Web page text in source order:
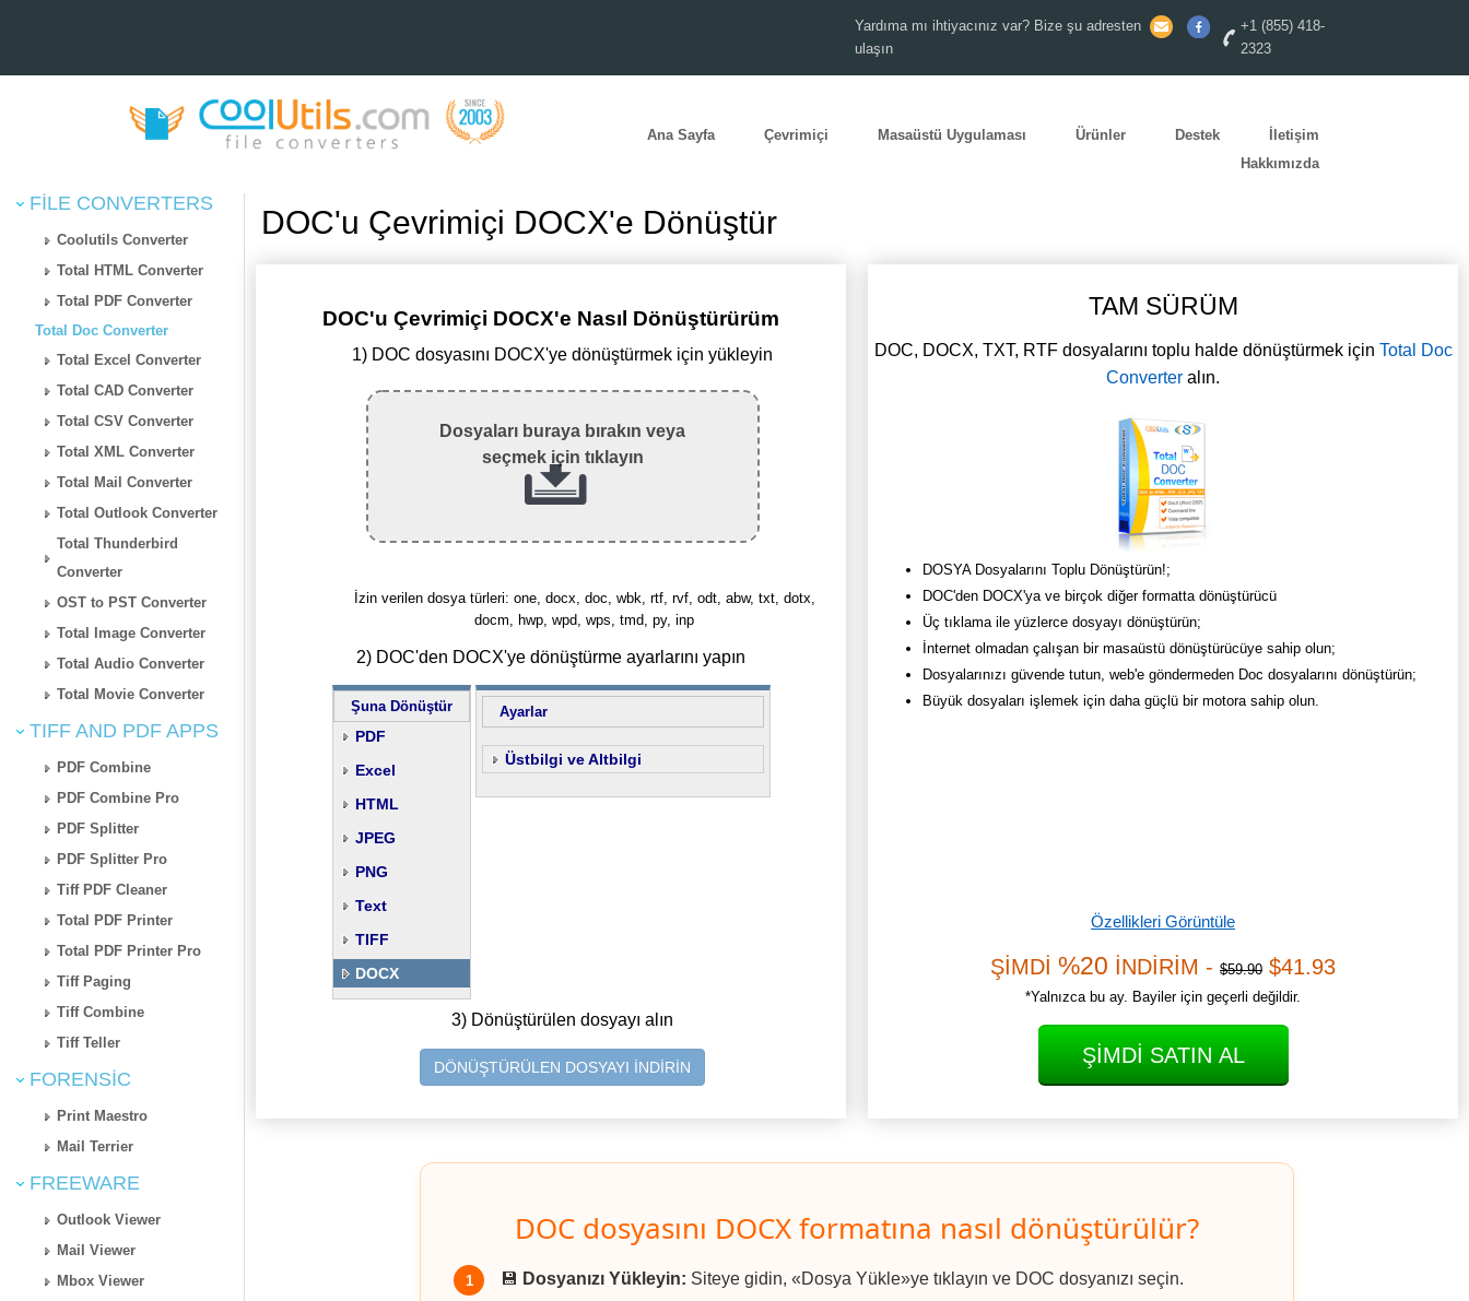
Yardıma mı ihtiyacınız var? Bize şu adresten
ulaşın
+1 (855) 418-
2323
Ana Sayfa Çevrimiçi Masaüstü Uygulaması Ürünler Destek
İletişim
Hakkımızda
FILE CONVERTERS
Coolutils Converter
Total HTML Converter
Total PDF Converter
Total Doc Converter
Total Excel Converter
Total CAD Converter
Total CSV Converter
Total XML Converter
Total Mail Converter
Total Outlook Converter
Total Thunderbird
Converter
OST to PST Converter
Total Image Converter
Total Audio Converter
Total Movie Converter
TIFF AND PDF APPS
PDF Combine
PDF Combine Pro
PDF Splitter
PDF Splitter Pro
Tiff PDF Cleaner
Total PDF Printer
Total PDF Printer Pro
Tiff Paging
Tiff Combine
Tiff Teller
FORENSIC
Print Maestro
Mail Terrier
FREEWARE
Outlook Viewer
Mail Viewer
Mbox Viewer
DOC'u Çevrimiçi DOCX'e Dönüştür
DOC'u Çevrimiçi DOCX'e Nasıl Dönüştürürüm
1) DOC dosyasını DOCX'ye dönüştürmek için yükleyin
Dosyaları buraya bırakın veya
seçmek için tıklayın
İzin verilen dosya türleri: one, docx, doc, wbk, rtf, rvf, odt, abw, txt, dotx,
docm, hwp, wpd, wps, tmd, py, inp
2) DOC'den DOCX'ye dönüştürme ayarlarını yapın
Şuna Dönüştür
PDF
Excel
HTML
JPEG
PNG
Text
TIFF
DOCX
Ayarlar
Üstbilgi ve Altbilgi
3) Dönüştürülen dosyayı alın
DÖNÜŞTÜRÜLEN DOSYAYI İNDİRİN
TAM SÜRÜM
DOC, DOCX, TXT, RTF dosyalarını toplu halde dönüştürmek için Total Doc
Converter alın.
DOSYA Dosyalarını Toplu Dönüştürün!;
DOC'den DOCX'ya ve birçok diğer formatta dönüştürücü
Üç tıklama ile yüzlerce dosyayı dönüştürün;
İnternet olmadan çalışan bir masaüstü dönüştürücüye sahip olun;
Dosyalarınızı güvende tutun, web'e göndermeden Doc dosyalarını dönüştürün;
Büyük dosyaları işlemek için daha güçlü bir motora sahip olun.
Özellikleri Görüntüle
ŞİMDİ %20 İNDİRİM - $59.90 $41.93
*Yalnızca bu ay. Bayiler için geçerli değildir.
ŞIMDI SATIN AL
DOC dosyasını DOCX formatına nasıl dönüştürülür?
1 💾 Dosyanızı Yükleyin: Siteye gidin, «Dosya Yükle»ye tıklayın ve DOC dosyanızı seçin.